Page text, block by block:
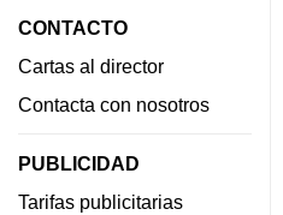
CONTACTO
Cartas al director
Contacta con nosotros
PUBLICIDAD
Tarifas publicitarias